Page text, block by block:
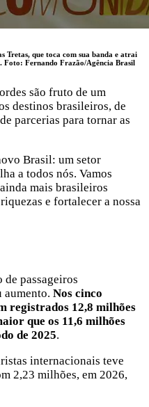
Tretas, que toca com sua banda e atrai
Foto: Fernando Frazão/Agência Brasil
são fruto de um
destinos brasileiros, de
parcerias para tornar as
Brasil: um setor
a todos nós. Vamos
mais brasileiros
e fortalecer a nossa
passageiros
aumento. Nos cinco
registrados 12,8 milhões
que os 11,6 milhões
de 2025.
internacionais teve
2,23 milhões, em 2026,